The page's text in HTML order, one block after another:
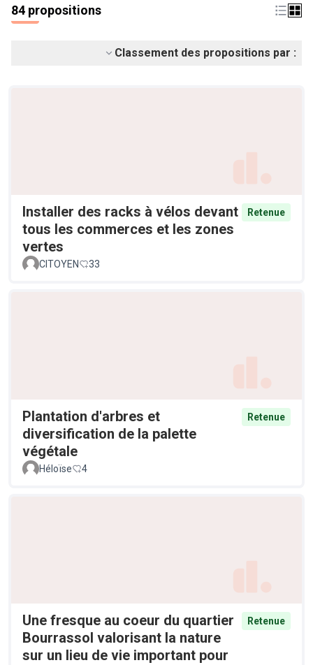
84 propositions
Classement des propositions par :
Installer des racks à vélos devant
tous les commerces et les zones
vertes
Retenue
CITOYEN 33
Plantation d'arbres et
diversification de la palette
végétale
Retenue
Héloïse 4
Une fresque au coeur du quartier
Bourrassol valorisant la nature
sur un lieu de vie important pour
Retenue